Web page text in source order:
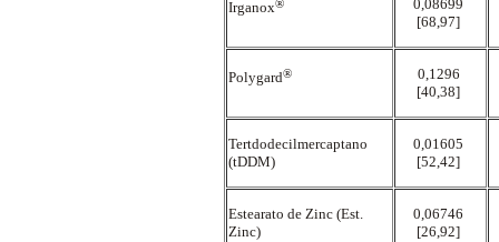
Irganox
0,08699
[68,97]
Polygard®
0,1296
[40,38]
Tertdodecilmercaptano
(tDDM)
0,01605
[52,42]
Estearato de Zinc (Est.
Zinc)
0,06746
[26,92]